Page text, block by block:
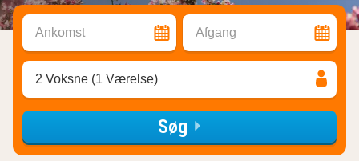
Ankomst Afgang
2 Voksne (1 Værelse)
Søg